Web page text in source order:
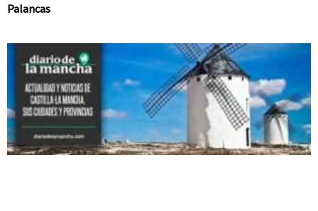
Palancas